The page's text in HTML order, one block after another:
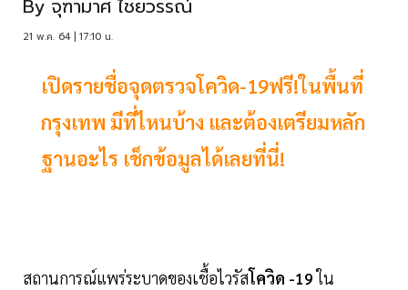
By จุฑามาศ ไชยวรรณ์
21 พ.ค. 64 | 17:10 น.
เปิดรายชื่อจุดตรวจโควิด-19ฟรี!ในพื้นที่
กรุงเทพ มีที่ไหนบ้าง และต้องเตรียมหลัก
ฐานอะไร เช็กข้อมูลได้เลยที่นี่!
สถานการณ์แพร่ระบาดของเชื้อไวรัสโควิด -19ใน